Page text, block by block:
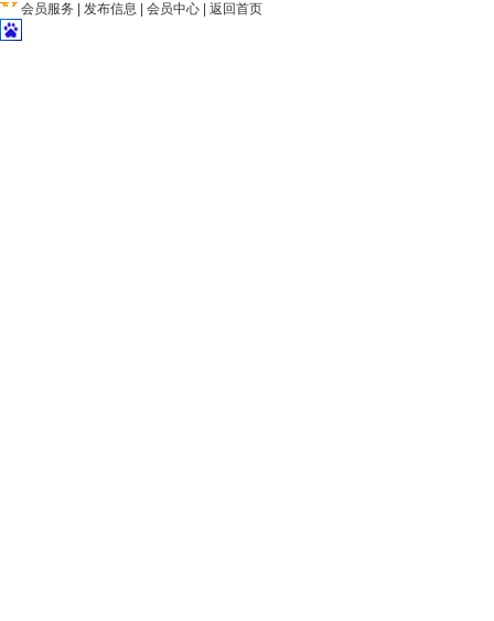
会员服务
发布信息 会员中心 返回首页